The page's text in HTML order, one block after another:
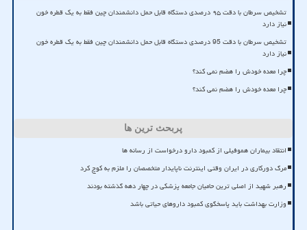
تشخیص سرطان با دقت ۹۵ درصدی دستگاه قابل حمل دانشمندان چین فقط به یک قطره خون
نیاز دارد
تشخیص سرطان با دقت 95 درصدی دستگاه قابل حمل دانشمندان چین فقط به یک قطره خون
نیاز دارد
چرا معده خودش را هضم نمی کند؟
چرا معده خودش را هضم نمی کند؟
پربحث ترین ها
انتقاد بیماران هموفیلی از کمبود دارو درخواست از رسانه ها
مرگ دورکاری در ایران وقتی اینترنت ناپایدار متخصصان را ملزم به کوچ کرد
رهبر شهید از اصلی ترین حامیان جامعه پزشکی در چهار دهه گذشته بودند
وزارت بهداشت باید پاسخگوی کمبود داروهای حیاتی باشد